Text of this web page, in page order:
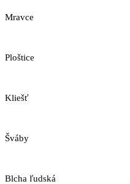
Mravce
Ploštice
Kliešť
Šváby
Blcha ľudská